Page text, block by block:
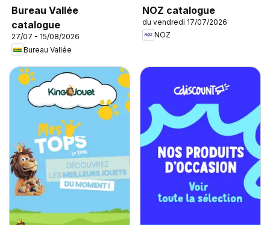
Bureau Vallée
catalogue
27/07 - 15/08/2026
Bureau Vallée
NOZ catalogue
du vendredi 17/07/2026
NOZ